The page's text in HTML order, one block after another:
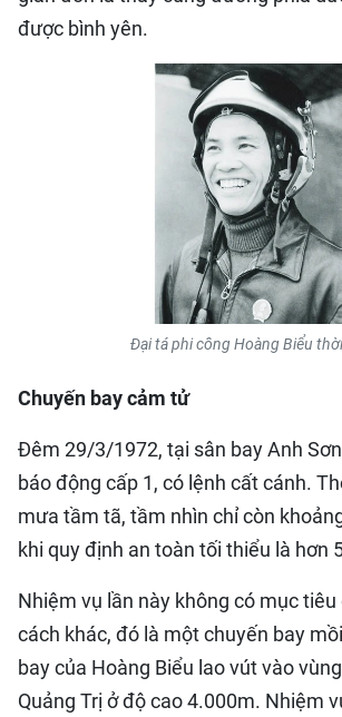
được bình yên.
Đại tá phi công Hoàng Biểu
​Chuyến bay cảm tử
Đêm 29/3/1972, tại sân bay Anh
báo động cấp 1, có lệnh cất cánh.
mưa tầm tã, tầm nhìn chỉ còn
khi quy định an toàn tối thiểu là hơn
Nhiệm vụ lần này không có mục tiêu
cách khác, đó là một chuyến bay
bay của Hoàng Biểu lao vút vào
Quảng Trị ở độ cao 4.000m. Nhiệm